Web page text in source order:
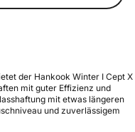
der Hankook Winter I Cept X
mit guter Effizienz und
mit etwas längeren
und zuverlässigem